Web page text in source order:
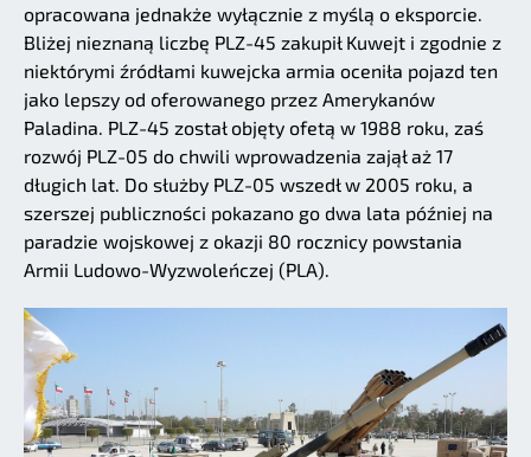
opracowana jednakże wyłącznie z myślą o eksporcie.
Bliżej nieznaną liczbę PLZ-45 zakupił Kuwejt i zgodnie z
niektórymi źródłami kuwejcka armia oceniła pojazd ten
jako lepszy od oferowanego przez Amerykanów
Paladina. PLZ-45 został objęty ofetą w 1988 roku, zaś
rozwój PLZ-05 do chwili wprowadzenia zajął aż 17
długich lat. Do służby PLZ-05 wszedł w 2005 roku, a
szerszej publiczności pokazano go dwa lata później na
paradzie wojskowej z okazji 80 rocznicy powstania
Armii Ludowo-Wyzwoleńczej (PLA).